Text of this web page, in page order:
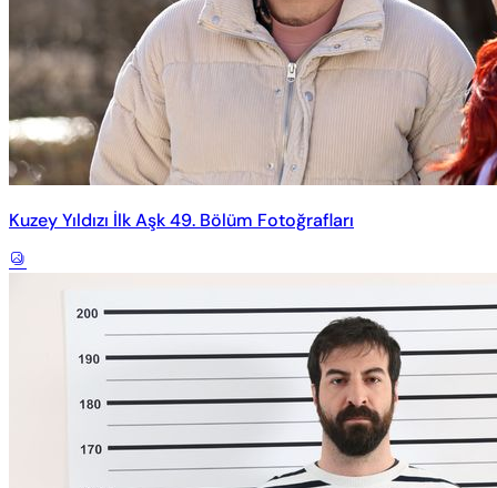
Kuzey Yıldızı İlk Aşk 49. Bölüm Fotoğrafları